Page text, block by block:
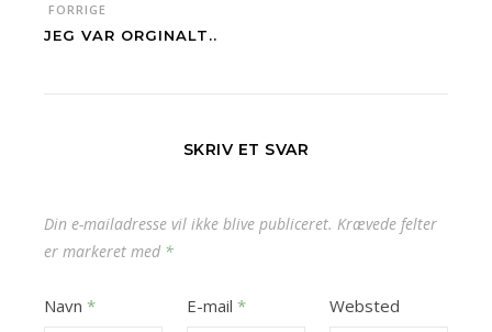
FORRIGE
JEG VAR ORGINALT..
SKRIV ET SVAR
Din e-mailadresse vil ikke blive publiceret. Krævede felter
er markeret med *
Navn * E-mail * Websted